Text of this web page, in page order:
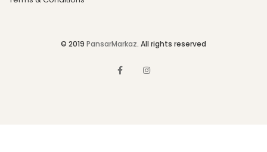
© 2019 PansarMarkaz. All rights reserved